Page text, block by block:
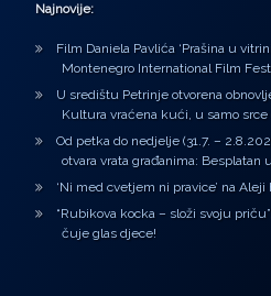
Najnovije:
Film Daniela Pavlića ‘Prašina u
Montenegro International Film
U središtu Petrinje otvorena
Kultura vraćena kući, u samo srce
Od petka do nedjelje (31.7. –
otvara vrata građanima: Besplatan
‘Ni med cvetjem ni pravice’ na
“Rubikova kocka – složi svoju
čuje glas djece!